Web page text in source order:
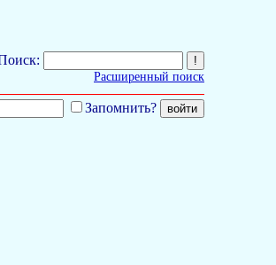
Расширенный поиск
Запомнить?